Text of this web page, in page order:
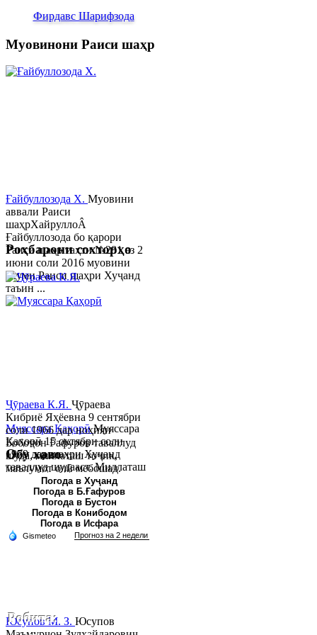
Фирдавс Шарифзода
Муовинони Раиси шаҳр
Ғайбуллозода Х. Муовини
аввали Раиси
шаҳрХайруллоÂ
Ғайбуллозода бо қарори
Раиси шаҳр таҳти №281 аз 2
июни соли 2016 муовини
якуми Раиси шаҳри Хуҷанд
таъин ...
Муяссара ҚаҳорӣМуяссара
Қаҳорӣ 15 октябри соли
1979 дар шаҳри Хуҷанд
таваллуд шудааст. Миллаташ
тоҷик. Маълумот олӣ. Соли
2002 Донишгоҳи давлатии
Хуҷанд ба...
Роҳбарони сохторҳо
Ҷӯраева К.Я. Ҷӯраева
Кибриё Яҳёевна 9 сентябри
соли 1966 дар ноҳияи
Бобоҷон Ғафуров таваллуд
шуда, миллаташ тоҷик,
маълумот олӣ мебошад.
Соли 1997 Донишг...
Юсупов М. З. Юсупов
Обу хаво
Погода в Хуҷанд
Погода в Б.Ғафуров
Погода в Бустон
Погода в Конибодом
Погода в Исфара
Робита: